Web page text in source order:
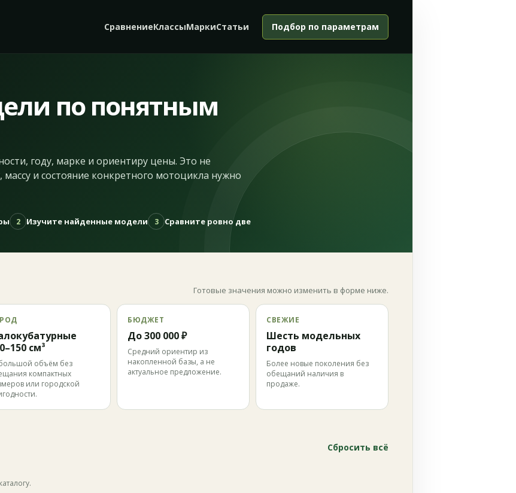
СравнениеКлассыМаркиСтатьи Подбор по параметрам
по понятным
году, марке и ориентиру цены. Это не
и состояние конкретного мотоцикла нужно
2 Изучите найденные модели 3 Сравните ровно две
Готовые значения можно изменить в форме ниже.
см³
объём без
компактных
или городской
БЮДЖЕТ
До 300 000 ₽
Средний ориентир из
накопленной базы, а не
актуальное предложение.
СВЕЖИЕ
Шесть модельных
годов
Более новые поколения без
обещаний наличия в
продаже.
Сбросить всё